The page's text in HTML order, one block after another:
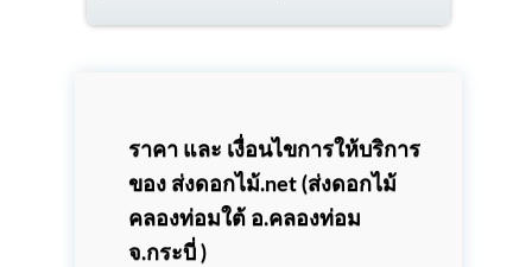
ราคา และ เงื่อนไขการให้บริการ
ของ ส่งดอกไม้.net (ส่งดอกไม้
คลองท่อมใต้ อ.คลองท่อม
จ.กระบี่ )